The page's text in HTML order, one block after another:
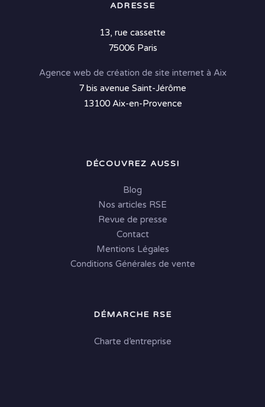
ADRESSE
13, rue cassette
75006 Paris
Agence web de création de site internet à Aix
7 bis avenue Saint-Jérôme
13100 Aix-en-Provence
DÉCOUVREZ AUSSI
Blog
Nos articles RSE
Revue de presse
Contact
Mentions Légales
Conditions Générales de vente
DÉMARCHE RSE
Charte d’entreprise